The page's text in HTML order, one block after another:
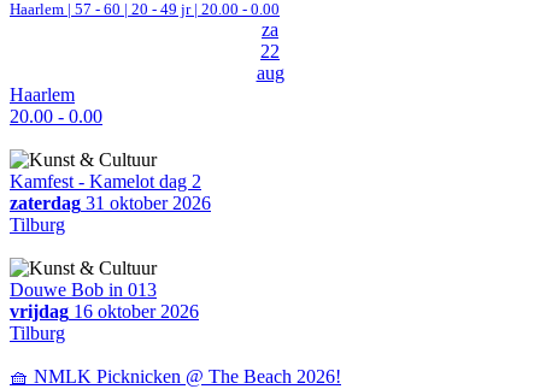
Haarlem | 57 - 60 | 20 - 49 jr | 20.00 - 0.00
za
22
aug
Haarlem
20.00 - 0.00
Kamfest - Kamelot dag 2
zaterdag 31 oktober 2026
Tilburg
Douwe Bob in 013
vrijdag 16 oktober 2026
Tilburg
🧺 NMLK Picknicken @ The Beach 2026!